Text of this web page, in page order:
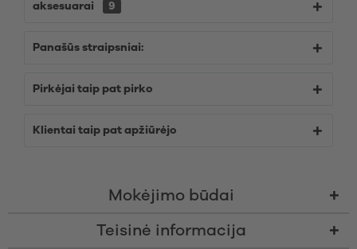
aksesuarai 9
Panašūs straipsniai:
Pirkėjai taip pat pirko
Klientai taip pat apžiūrėjo
Mokėjimo būdai
Teisinė informacija